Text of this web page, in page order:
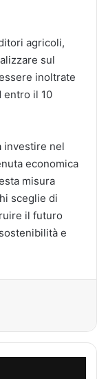
agricoli,
sul
inoltrate
entro il 10
investire nel
economica
misura
sceglie di
il futuro
e